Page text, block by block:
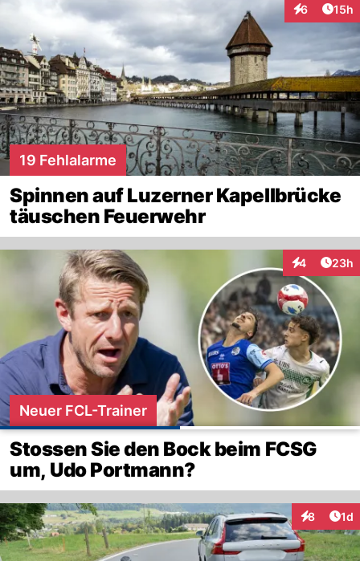
6
Interaktionen
15h
19 Fehlalarme
Spinnen auf Luzerner Kapellbrücke
täuschen Feuerwehr
4
Interaktionen
23h
Neuer FCL-Trainer
Stossen Sie den Bock beim FCSG
um, Udo Portmann?
8 1d